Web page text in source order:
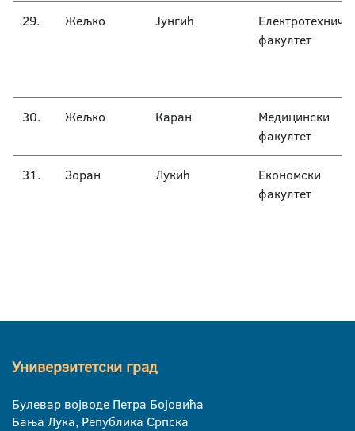
29. Жељко Јунгић
факултет
30. Жељко Каран
Медицински
факултет
31. Зоран Лукић
Економски
факултет
Универзитетски град
Булевар војводе Петра Бојовића
Бања Лука, Република Српска